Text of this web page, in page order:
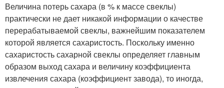
Величина потерь сахара (в % к массе свеклы)
практически не дает никакой информации о качестве
перерабатываемой свеклы, важнейшим показателем
которой является сахаристость. Поскольку именно
сахаристость сахарной свеклы определяет главным
образом выход сахара и величину коэффициента
извлечения сахара (коэффициент завода), то иногда,